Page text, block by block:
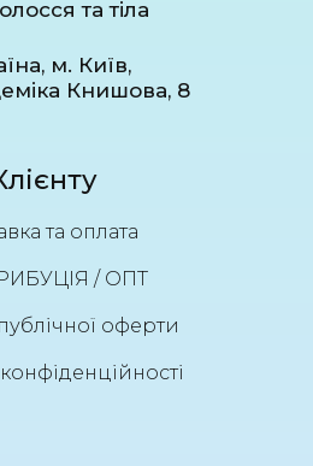
та тіла
м. Київ,
Книшова, 8
та оплата
/ ОПТ
оферти